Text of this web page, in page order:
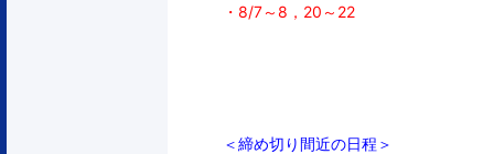
・8/7～8， 20～22
＜締め切り間近の日程＞